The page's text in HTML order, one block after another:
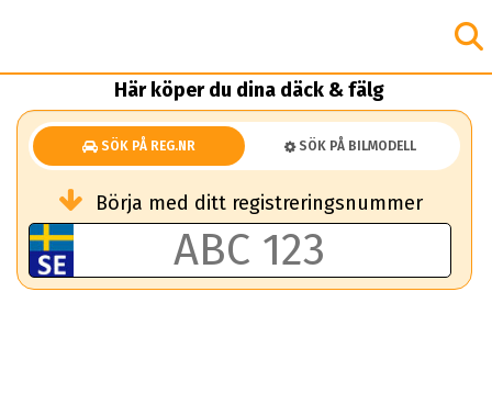
Här köper du dina däck & fälg
SÖK PÅ REG.NR SÖK PÅ BILMODELL
Börja med ditt registreringsnummer